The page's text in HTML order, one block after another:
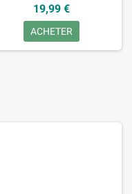
19,99 €
ACHETER